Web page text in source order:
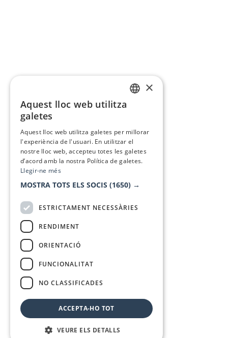
×
Aquest lloc web utilitza
galetes
Aquest lloc web utilitza galetes per millorar
l'experiència de l'usuari. En utilitzar el
nostre lloc web, accepteu totes les galetes
d’acord amb la nostra Política de galetes.
Llegir-ne més
MOSTRA TOTS ELS SOCIS (1650) →
ESTRICTAMENT NECESSÀRIES
RENDIMENT
ORIENTACIÓ
FUNCIONALITAT
NO CLASSIFICADES
ACCEPTA-HO TOT
VEURE ELS DETALLS